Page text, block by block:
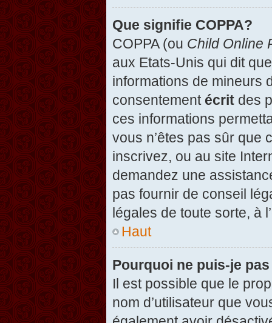
Que signifie COPPA?
COPPA (ou Child Online
aux Etats-Unis qui dit
informations de mineurs
consentement écrit des
ces informations
vous n’êtes pas sûr que
inscrivez, ou au site
demandez une
pas fournir de conseil
légales de toute sorte, à
Haut
Pourquoi ne puis-je
Il est possible que le
nom d’utilisateur que